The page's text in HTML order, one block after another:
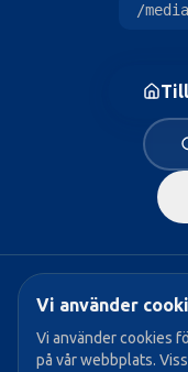
Vi använder
Vi använder cookies
på vår webbplats.
/
→ Vår politik